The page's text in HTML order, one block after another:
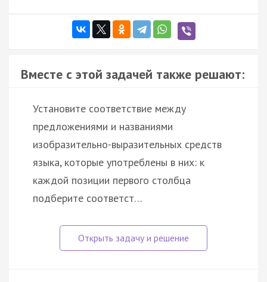
Вместе с этой задачей также решают:
Установите соответствие между
предложениями и названиями
изобразительно-выразительных средств
языка, которые употреблены в них: к
каждой позиции первого столбца
подберите соответст…